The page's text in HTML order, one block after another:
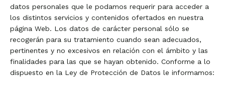
datos personales que le podamos requerir para acceder a
los distintos servicios y contenidos ofertados en nuestra
página Web. Los datos de carácter personal sólo se
recogerán para su tratamiento cuando sean adecuados,
pertinentes y no excesivos en relación con el ámbito y las
finalidades para las que se hayan obtenido. Conforme a lo
dispuesto en la Ley de Protección de Datos le informamos: